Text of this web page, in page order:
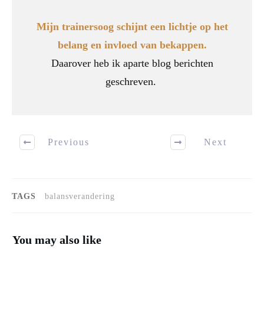
Mijn trainersoog schijnt een lichtje op het
belang en invloed van bekappen.
Daarover heb ik aparte blog berichten
geschreven.
Previous Next
TAGS balansverandering
You may also like